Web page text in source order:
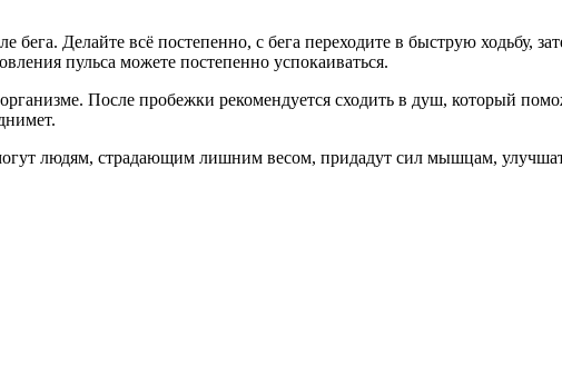
бега. Делайте всё постепенно, с бега переходите в быструю ходьбу,
пульса можете постепенно успокаиваться.
После пробежки рекомендуется сходить в душ, который
людям, страдающим лишним весом, придадут сил мышцам,